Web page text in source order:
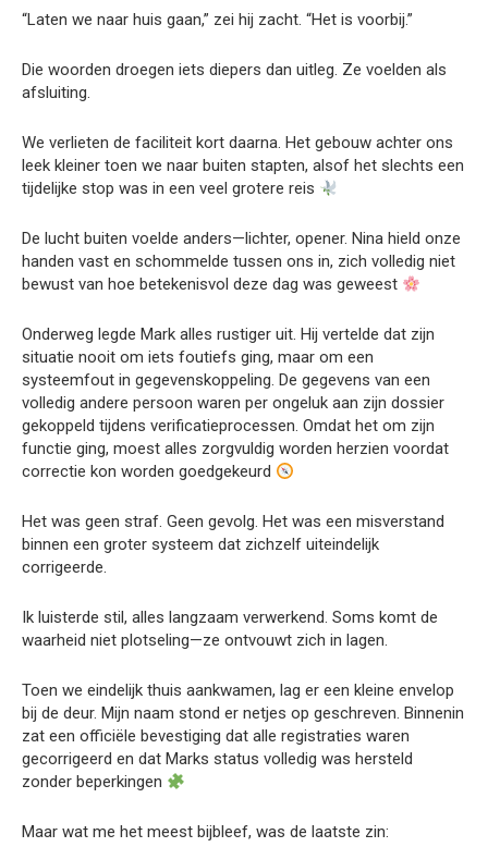
“Laten we naar huis gaan,” zei hij zacht. “Het is voorbij.”
Die woorden droegen iets diepers dan uitleg. Ze voelden als
afsluiting.
We verlieten de faciliteit kort daarna. Het gebouw achter ons
leek kleiner toen we naar buiten stapten, alsof het slechts een
tijdelijke stop was in een veel grotere reis
De lucht buiten voelde anders—lichter, opener. Nina hield onze
handen vast en schommelde tussen ons in, zich volledig niet
bewust van hoe betekenisvol deze dag was geweest
Onderweg legde Mark alles rustiger uit. Hij vertelde dat zijn
situatie nooit om iets foutiefs ging, maar om een
systeemfout in gegevenskoppeling. De gegevens van een
volledig andere persoon waren per ongeluk aan zijn dossier
gekoppeld tijdens verificatieprocessen. Omdat het om zijn
functie ging, moest alles zorgvuldig worden herzien voordat
correctie kon worden goedgekeurd
Het was geen straf. Geen gevolg. Het was een misverstand
binnen een groter systeem dat zichzelf uiteindelijk
corrigeerde.
Ik luisterde stil, alles langzaam verwerkend. Soms komt de
waarheid niet plotseling—ze ontvouwt zich in lagen.
Toen we eindelijk thuis aankwamen, lag er een kleine envelop
bij de deur. Mijn naam stond er netjes op geschreven. Binnenin
zat een officiële bevestiging dat alle registraties waren
gecorrigeerd en dat Marks status volledig was hersteld
zonder beperkingen
Maar wat me het meest bijbleef, was de laatste zin: